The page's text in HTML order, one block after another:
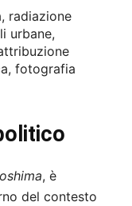
radiazione
urbane,
fotografia
, è
del contesto